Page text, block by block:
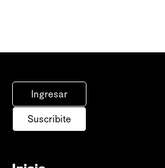
Ingresar
Suscribite